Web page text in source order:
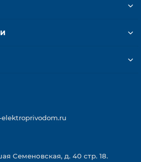
elektroprivodom.ru
Семеновская, д. 40 стр. 18.